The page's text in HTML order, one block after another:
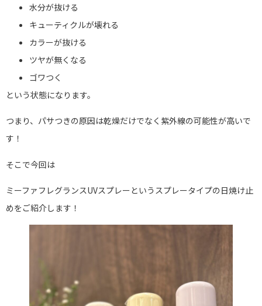
水分が抜ける
キューティクルが壊れる
カラーが抜ける
ツヤが無くなる
ゴワつく
という状態になります。
つまり、パサつきの原因は乾燥だけでなく紫外線の可能性が高いで
す！
そこで今回は
ミーファフレグランスUVスプレーというスプレータイプの日焼け止
めをご紹介します！